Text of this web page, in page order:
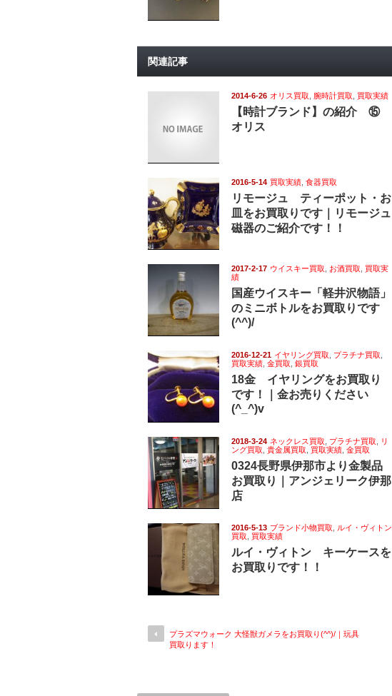
関連記事
2014-6-26 オリス買取 腕時計買取 買取実績
【時計ブランド】の紹介 ⑮
オリス
2016-5-14 買取実績 食器買取
リモージュ ティーポット・お
皿をお買取りです｜リモージュ
磁器のご紹介です！！
2017-2-17 ウイスキー買取 お酒買取
買取実
績
国産ウイスキー「軽井沢物語」
のミニボトルをお買取りです
(^^)/
2016-12-21 イヤリング買取 プラチナ買取
買取実績 金買取 銀買取
18金 イヤリングをお買取り
です！｜金お売りください
(^_^)v
2018-3-24 ネックレス買取 プラチナ買取
リ
ング買取 貴金属買取 買取実績 金買取
0324長野県伊那市より金製品
お買取り｜アンジェリーク伊那
店
2016-5-13 ブランド小物買取
ルイ・ヴィトン
買取
買取実績
ルイ・ヴィトン キーケースを
お買取りです！！
プラズマウォーク 大怪獣ガメラをお買取り(^^)/｜玩具
買取ります！